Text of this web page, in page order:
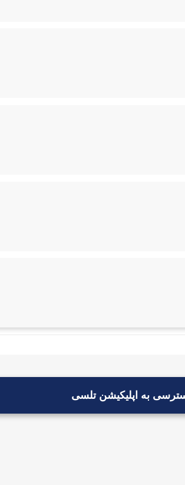
به اپلیکیشن تلسی